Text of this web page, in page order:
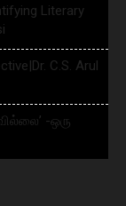
Literary
C.S. Arul
-ஒரு